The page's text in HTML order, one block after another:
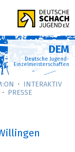
DEM
Deutsche Jugend-
Einzelmeisterschaften
INTERAKTIV
PRESSE